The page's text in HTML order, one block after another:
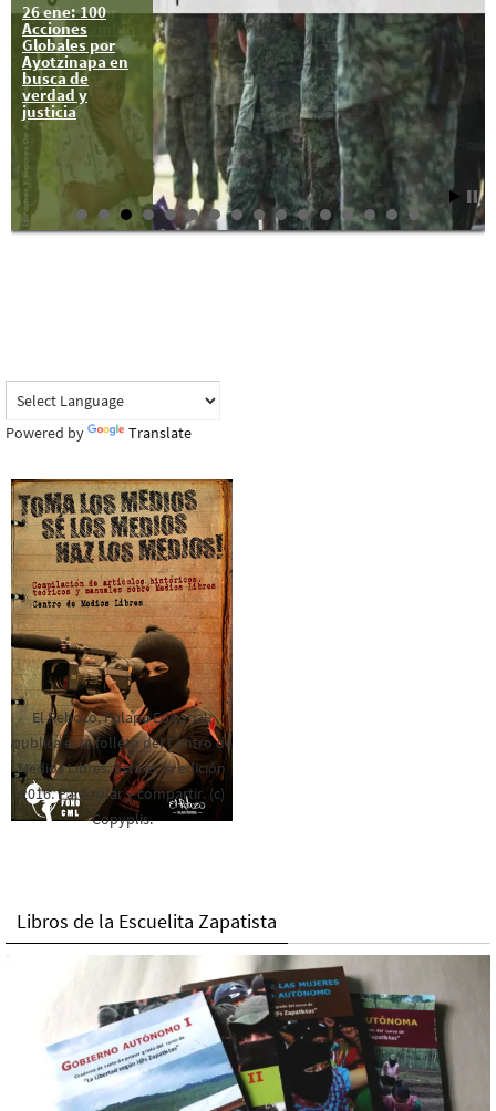
26 ene: 100
Acciones
Globales por
Ayotzinapa en
busca de
verdad y
justicia
Londres: Por
Siria, el cambio
climático y los
43 de
Ayotzinapa
Powered by Translate
El Rebozo, Palapa Editorial,
publica este folleto del Centro de
Medios Libres. Esta es la edición
2016. Para rolar y compartir. (c)
Copyplis.
Libros de la Escuelita Zapatista